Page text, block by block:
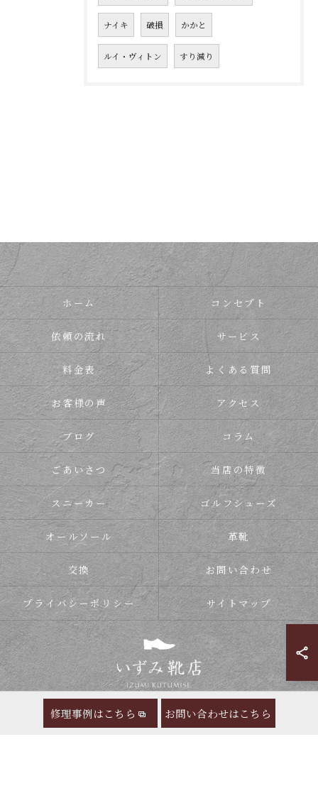
ナイキ 破損 かかと
ルイ・ヴィトン すり減り
修理事例はこちら お問い合わせはこちら
ホーム コンセプト
依頼の流れ サービス
料金表 よくある質問
お客様の声 アクセス
ブログ コラム
ごあいさつ 当店の特徴
スニーカー ゴルフシューズ
オールソール 革靴
交換 お問い合わせ
プライバシーポリシー サイトマップ
© 2026 靴の修理ならいずみ靴店 ALL RIGHTS RESERVED.